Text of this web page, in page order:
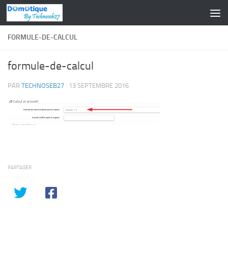
Skip to content
FORMULE-DE-CALCUL
formule-de-calcul
PAR TECHNOSEB27 · 13 SEPTEMBRE 2016
PARTAGER